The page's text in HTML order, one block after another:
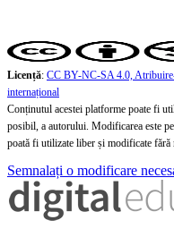
Licență: CC BY-NC-SA 4.0,
internațional
Conținutul acestei platforme poate fi
posibil, a autorului. Modificarea este
poată fi utilizate liber și modificate fără
Semnalați o modificare